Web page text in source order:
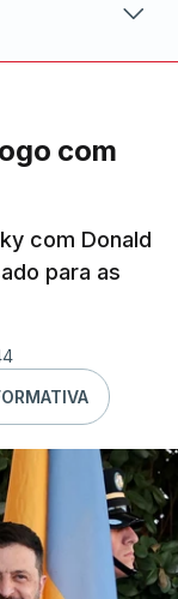
com
com Donald
para as